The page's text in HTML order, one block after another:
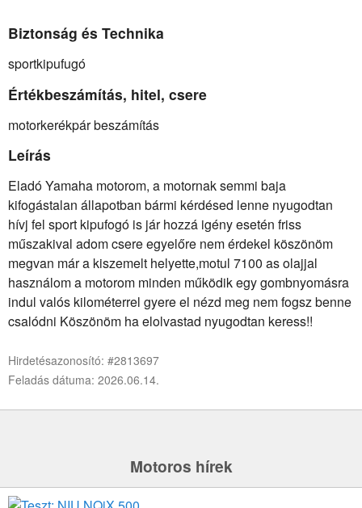
Biztonság és Technika
sportkipufugó
Értékbeszámítás, hitel, csere
motorkerékpár beszámítás
Leírás
Eladó Yamaha motorom, a motornak semmi baja
kifogástalan állapotban bármi kérdésed lenne nyugodtan
hívj fel sport kipufogó is jár hozzá igény esetén friss
műszakival adom csere egyelőre nem érdekel köszönöm
megvan már a kiszemelt helyette,motul 7100 as olajjal
használom a motorom minden működik egy gombnyomásra
indul valós kilométerrel gyere el nézd meg nem fogsz benne
csalódni Köszönöm ha elolvastad nyugodtan keress!!
Hirdetésazonosító: #2813697
Feladás dátuma: 2026.06.14.
Motoros hírek